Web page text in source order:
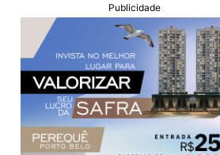
Publicidade